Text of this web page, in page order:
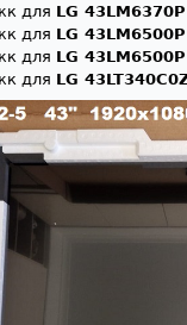
для LG
для LG
для LG
для LG